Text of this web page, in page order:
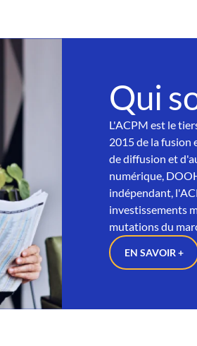
Qui
L'ACPM est le
2015 de la fusion
de diffusion et
numérique,
indépendant,
investissements
mutations du
EN SAVOIR +